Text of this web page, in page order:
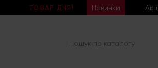
ТОВАР ДНЯ! Новинки